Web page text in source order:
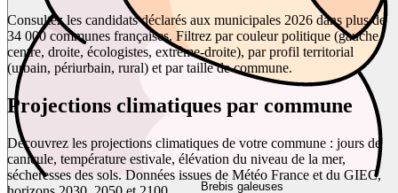
Brebis galeuses
Consultez les candidats déclarés aux municipales 2026 dans plus de
34 000 communes françaises. Filtrez par couleur politique (gauche,
centre, droite, écologistes, extrême-droite), par profil territorial
(urbain, périurbain, rural) et par taille de commune.
Projections climatiques par commune
Découvrez les projections climatiques de votre commune : jours de
canicule, température estivale, élévation du niveau de la mer,
sécheresses des sols. Données issues de Météo France et du GIEC,